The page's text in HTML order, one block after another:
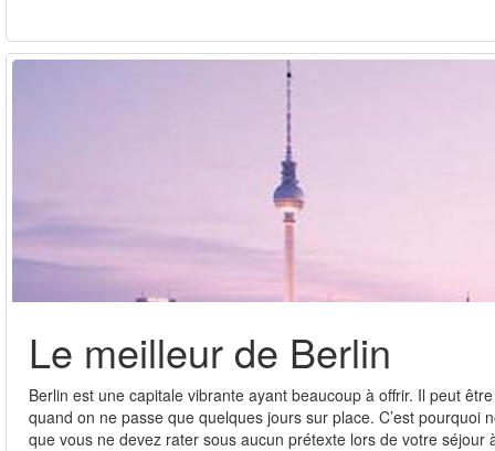
Le meilleur de Berlin
Berlin est une capitale vibrante ayant beaucoup à offrir. Il peut
quand on ne passe que quelques jours sur place. C’est
que vous ne devez rater sous aucun prétexte lors de votre séjour